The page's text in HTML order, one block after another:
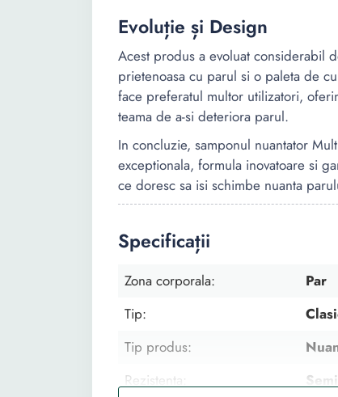
Evoluție și Design
Acest produs a evoluat considerabil
prietenoasa cu parul si o paleta de
face preferatul multor utilizatori,
teama de a-si deteriora parul.
In concluzie, samponul nuantator
exceptionala, formula inovatoare si
ce doresc sa isi schimbe nuanta
Specificații
Zona corporala:
Par
Tip:
Tip produs:
Rezistenta: